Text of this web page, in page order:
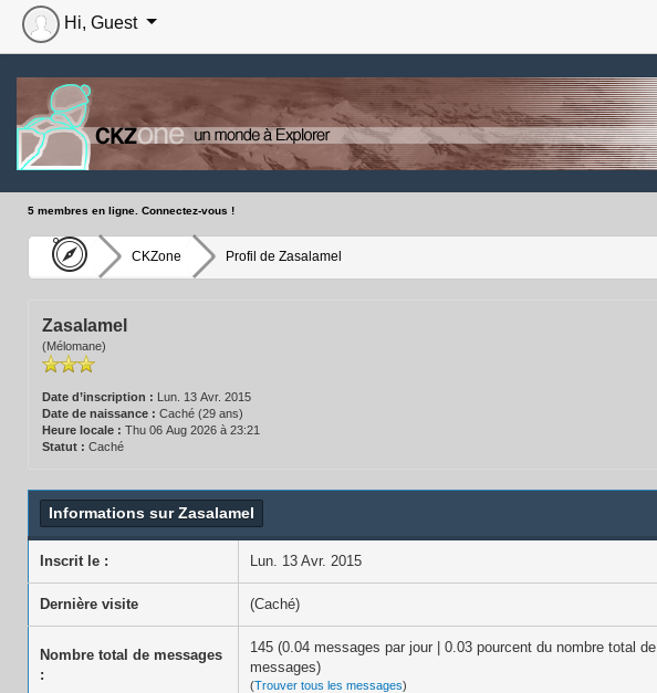
Hi, Guest
5 membres en ligne. Connectez-vous !
CKZone Profil de Zasalamel
Zasalamel
(Mélomane)
Date d’inscription : Lun. 13 Avr. 2015
Date de naissance : Caché (29 ans)
Heure locale : Thu 06 Aug 2026 à 23:21
Statut : Caché
Informations sur Zasalamel
Inscrit le : Lun. 13 Avr. 2015
Dernière visite (Caché)
Nombre total de messages
:
145 (0.04 messages par jour | 0.03 pourcent du nombre total de
messages)
(Trouver tous les messages)